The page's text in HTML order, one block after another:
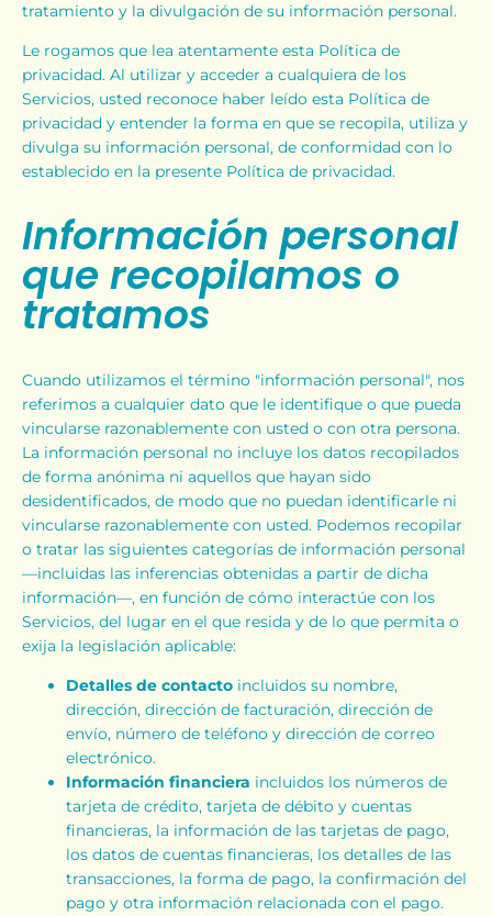
tratamiento y la divulgación de su información personal.
Le rogamos que lea atentamente esta Política de
privacidad. Al utilizar y acceder a cualquiera de los
Servicios, usted reconoce haber leído esta Política de
privacidad y entender la forma en que se recopila, utiliza y
divulga su información personal, de conformidad con lo
establecido en la presente Política de privacidad.
Información personal
que recopilamos o
tratamos
Cuando utilizamos el término "información personal", nos
referimos a cualquier dato que le identifique o que pueda
vincularse razonablemente con usted o con otra persona.
La información personal no incluye los datos recopilados
de forma anónima ni aquellos que hayan sido
desidentificados, de modo que no puedan identificarle ni
vincularse razonablemente con usted. Podemos recopilar
o tratar las siguientes categorías de información personal
—incluidas las inferencias obtenidas a partir de dicha
información—, en función de cómo interactúe con los
Servicios, del lugar en el que resida y de lo que permita o
exija la legislación aplicable:
Detalles de contacto incluidos su nombre,
dirección, dirección de facturación, dirección de
envío, número de teléfono y dirección de correo
electrónico.
Información financiera incluidos los números de
tarjeta de crédito, tarjeta de débito y cuentas
financieras, la información de las tarjetas de pago,
los datos de cuentas financieras, los detalles de las
transacciones, la forma de pago, la confirmación del
pago y otra información relacionada con el pago.